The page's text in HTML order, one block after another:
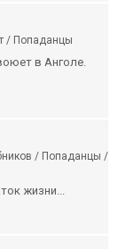
/ Попаданцы
в Анголе.
/ Попаданцы /
жизни...